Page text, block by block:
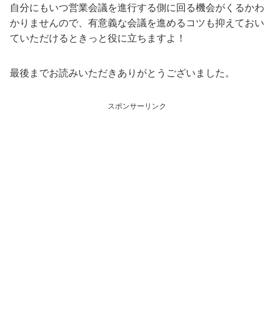
自分にもいつ営業会議を進行する側に回る機会がくるかわ
かりませんので、有意義な会議を進めるコツも抑えておい
ていただけるときっと役に立ちますよ！
最後までお読みいただきありがとうございました。
スポンサーリンク